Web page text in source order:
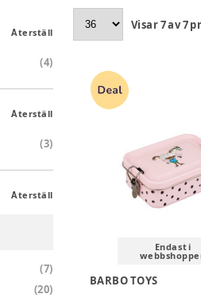
Återställ
(4)
Återställ
(3)
Återställ
(7)
(20)
Visar7av7
Endast i
BARBO TOYS